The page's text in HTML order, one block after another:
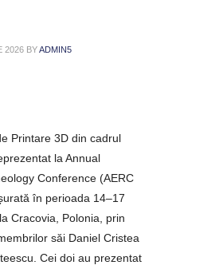
2026 BYADMIN5
Printare 3D din cadrul
la Annual
Conference (AERC
în perioada 14–17
Cracovia, Polonia, prin
săi Daniel Cristea
Cei doi au prezentat